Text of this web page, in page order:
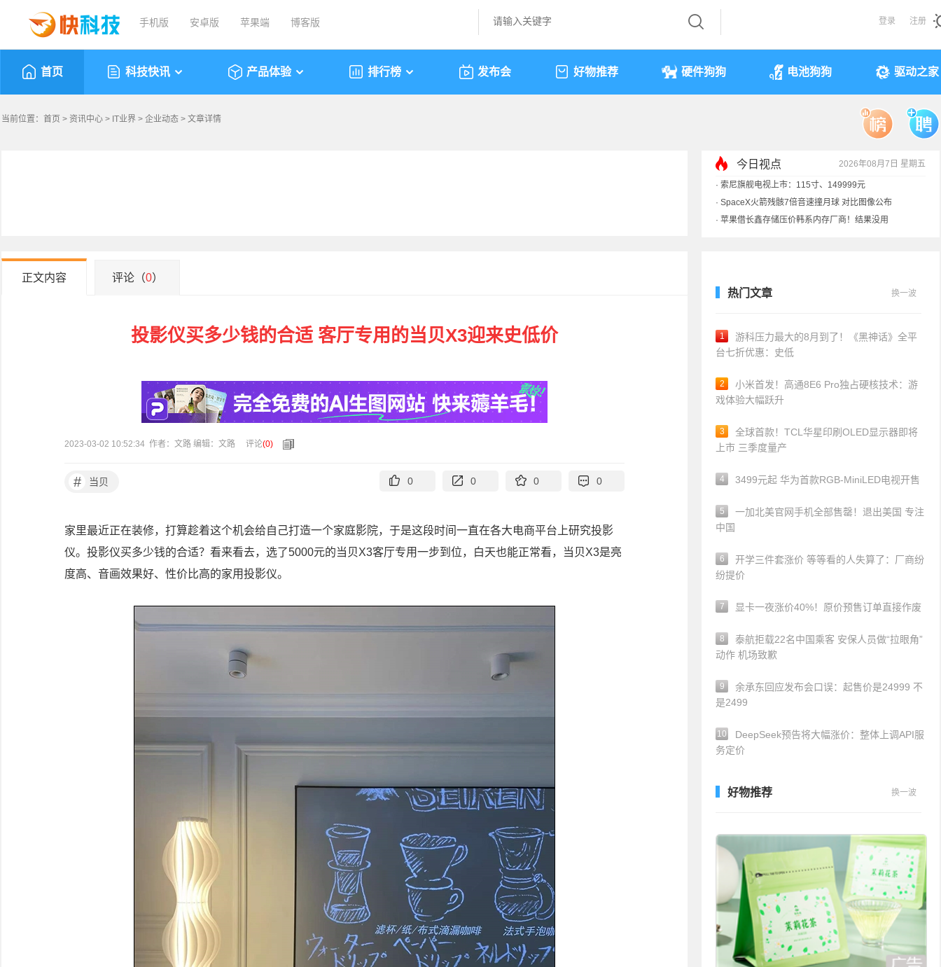
手机版 安卓版 苹果端 博客版 登录 注册
首页 科技快讯 产品体验 排行榜 发布会 好物推荐 硬件狗狗 电池狗狗 驱动之家
当前位置： 首页 > 资讯中心 > IT业界 > 企业动态 > 文章详情
今日视点 2026年08月7日 星期五
· 索尼旗舰电视上市：115寸、149999元
· SpaceX火箭残骸7倍音速撞月球 对比图像公布
· 苹果借长鑫存储压价韩系内存厂商！结果没用
正文内容 评论（0）
投影仪买多少钱的合适 客厅专用的当贝X3迎来史低价
2023-03-02 10:52:34 作者：文路 编辑：文路 评论(0)
# 当贝 0 0 0 0
家里最近正在装修，打算趁着这个机会给自己打造一个家庭影院，于是这段时间一直在各大电商平台上研究投影
仪。投影仪买多少钱的合适？看来看去，选了5000元的当贝X3客厅专用一步到位，白天也能正常看，当贝X3是亮
度高、音画效果好、性价比高的家用投影仪。
热门文章 换一波
1
游科压力最大的8月到了！《黑神话》全平
台七折优惠：史低
2
小米首发！高通8E6 Pro独占硬核技术：游
戏体验大幅跃升
3
全球首款！TCL华星印刷OLED显示器即将
上市 三季度量产
4 3499元起 华为首款RGB-MiniLED电视开售
5
一加北美官网手机全部售罄！退出美国 专注
中国
6
开学三件套涨价 等等看的人失算了：厂商纷
纷提价
7 显卡一夜涨价40%！原价预售订单直接作废
8
泰航拒载22名中国乘客 安保人员做“拉眼角”
动作 机场致歉
9
余承东回应发布会口误：起售价是24999 不
是2499
10
DeepSeek预告将大幅涨价：整体上调API服
务定价
好物推荐 换一波